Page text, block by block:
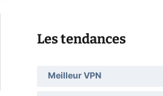
Les tendances
Meilleur VPN